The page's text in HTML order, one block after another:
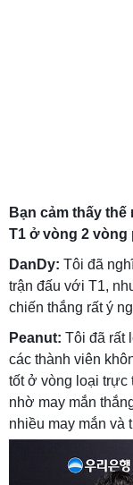
Bạn cảm thấy
T1 ở vòng 2 vòng
DanDy: Tôi đã
trận đấu với T1,
chiến thắng rất ý
Peanut: Tôi đã rất
các thành viên
tốt ở vòng loại trực
nhờ may mắn
nhiều may mắn và